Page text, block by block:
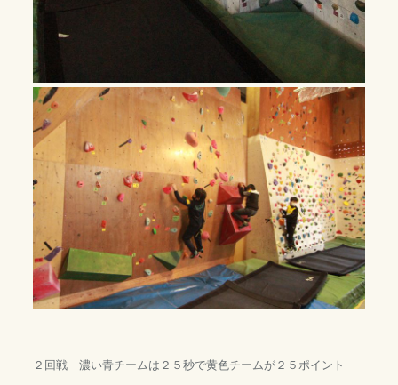
２回戦 濃い青チームは２５秒で黄色チームが２５ポイント